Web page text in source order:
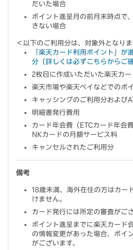
だいた場合
ポイント進呈月の前月末時点で
きない場合
＜以下のご利用分は、対象外となりま
「楽天カード利用ポイント」が
分（詳しくは必ずこちらからご
2枚目に作成いただいた楽天カ
楽天市場や楽天ペイなどでのポ
キャッシングのご利用分および
明細書発行費用
カード年会費（ETCカード年会
NKカードの月額サービス料
キャンセルされたご利用分
備考
18歳未満、海外在住の方はカー
けません。
カード発行には所定の審査がご
ポイント進呈までに楽天カード
の情報変更があった場合、ポイ
がございます。